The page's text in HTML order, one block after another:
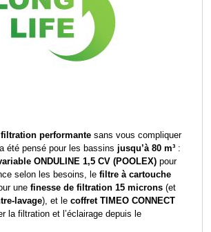
filtration performante sans vous compliquer
été pensé pour les bassins jusqu’à 80 m³ :
ONDULINE 1,5 CV (POOLEX) pour
selon les besoins, le filtre à cartouche
une finesse de filtration 15 microns (et
lavage), et le coffret TIMEO CONNECT
la filtration et l’éclairage depuis le